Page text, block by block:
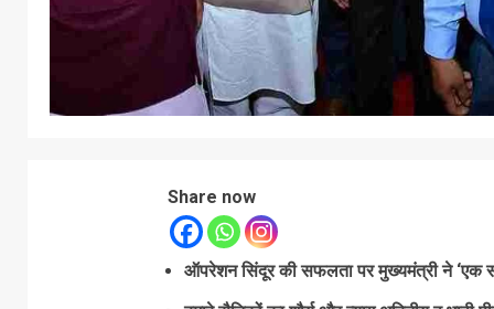
Share now
ऑपरेशन सिंदूर की सफलता पर मुख्यमंत्री ने ‘एक